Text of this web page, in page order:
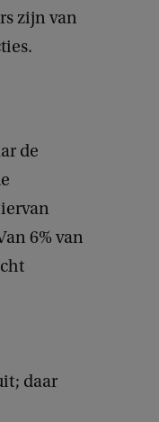
zijn van
de
6% van
daar